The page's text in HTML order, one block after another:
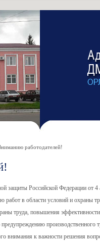
работодателей!
защиты Российской Федерации от
работ в области условий и охраны
труда, повышения
производственного
внимания к важности решения